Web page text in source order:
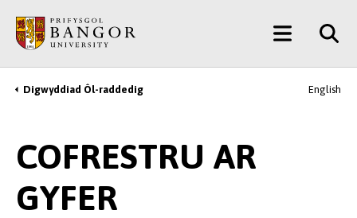
Prif
Gynnwys
Main
Menu
Breadcrumb
Digwyddiad Ôl-raddedig English
COFRESTRU AR
GYFER